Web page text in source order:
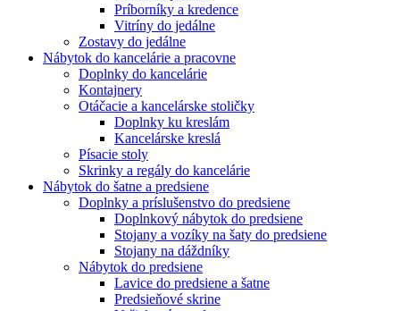
Príborníky a kredence
Vitríny do jedálne
Zostavy do jedálne
Nábytok do kancelárie a pracovne
Doplnky do kancelárie
Kontajnery
Otáčacie a kancelárske stoličky
Doplnky ku kreslám
Kancelárske kreslá
Písacie stoly
Skrinky a regály do kancelárie
Nábytok do šatne a predsiene
Doplnky a príslušenstvo do predsiene
Doplnkový nábytok do predsiene
Stojany a vozíky na šaty do predsiene
Stojany na dáždníky
Nábytok do predsiene
Lavice do predsiene a šatne
Predsieňové skrine